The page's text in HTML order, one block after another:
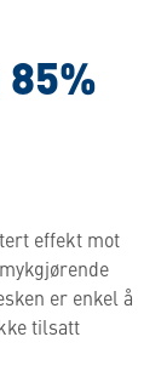
effekt mot
er enkel å
tilsatt